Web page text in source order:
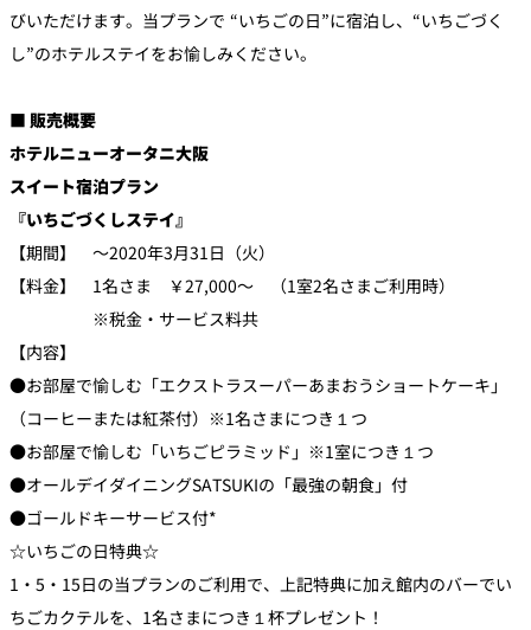
びいただけます。当プランで “いちごの日”に宿泊し、“いちごづく
し”のホテルステイをお愉しみください。
■ 販売概要
ホテルニューオータニ大阪
スイート宿泊プラン
『いちごづくしステイ』
【期間】 ～2020年3月31日（火）
【料金】 1名さま ￥27,000～ （1室2名さまご利用時）
※税金・サービス料共
【内容】
●お部屋で愉しむ「エクストラスーパーあまおうショートケーキ」
（コーヒーまたは紅茶付）※1名さまにつき１つ
●お部屋で愉しむ「いちごピラミッド」※1室につき１つ
●オールデイダイニングSATSUKIの「最強の朝食」付
●ゴールドキーサービス付*
☆いちごの日特典☆
1・5・15日の当プランのご利用で、上記特典に加え館内のバーでい
ちごカクテルを、1名さまにつき１杯プレゼント！